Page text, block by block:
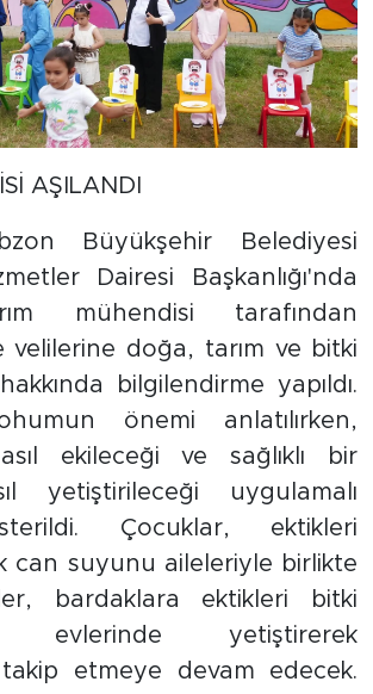
AŞILANDI
Büyükşehir Belediyesi
Dairesi Başkanlığı'nda
mühendisi tarafından
velilerine doğa, tarım ve bitki
bilgilendirme yapıldı.
önemi anlatılırken,
ekileceği ve sağlıklı bir
yetiştirileceği uygulamalı
Çocuklar, ektikleri
can suyunu aileleriyle birlikte
bardaklara ektikleri bitki
evlerinde yetiştirerek
etmeye devam edecek.